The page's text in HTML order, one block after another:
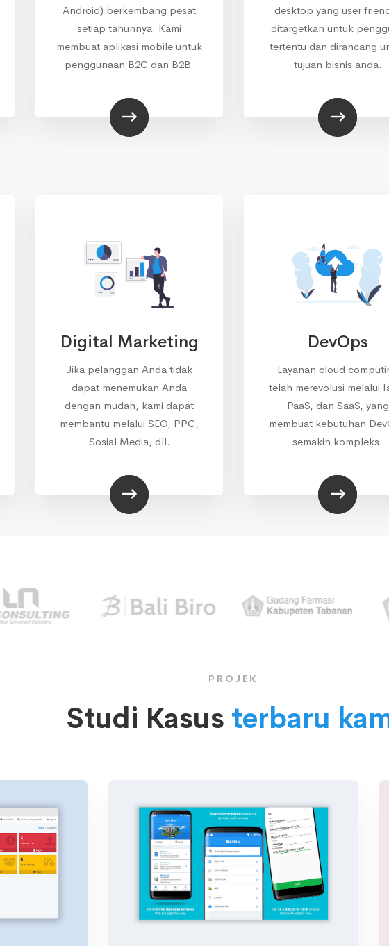
Android) berkembang pesat
setiap tahunnya. Kami
membuat aplikasi mobile untuk
penggunaan B2C dan B2B.
desktop yang user
ditargetkan untuk
tertentu dan dirancang
tujuan bisnis anda.
Digital Marketing
Jika pelanggan Anda tidak
dapat menemukan Anda
dengan mudah, kami dapat
membantu melalui SEO, PPC,
Sosial Media, dll.
DevOps
Layanan cloud
telah merevolusi melalui
PaaS, dan SaaS, yang
membuat kebutuhan
semakin kompleks.
PROJEK
Studi Kasus terbaru